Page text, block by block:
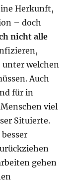
Herkunft,
– doch
nicht alle
welchen
Auch
für in
viel
Situierte.
gehen